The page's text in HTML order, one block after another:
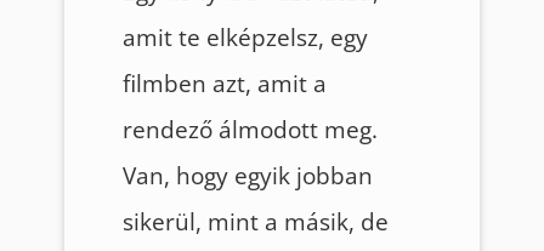
amit te elképzelsz, egy
filmben azt, amit a
rendező álmodott meg.
Van, hogy egyik jobban
sikerül, mint a másik, de